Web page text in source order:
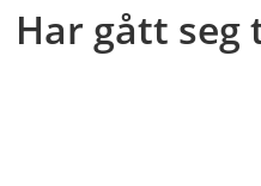
Har gått seg